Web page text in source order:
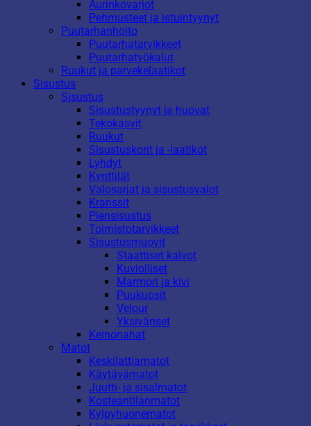
Aurinkovarjot
Pehmusteet ja istuintyynyt
Puutarhanhoito
Puutarhatarvikkeet
Puutarhatyökalut
Ruukut ja parvekelaatikot
Sisustus
Sisustus
Sisustustyynyt ja huovat
Tekokasvit
Ruukut
Sisustuskorit ja -laatikot
Lyhdyt
Kynttilät
Valosarjat ja sisustusvalot
Kranssit
Piensisustus
Toimistotarvikkeet
Sisustusmuovit
Staattiset kalvot
Kuviolliset
Marmori ja kivi
Puukuosit
Velour
Yksiväriset
Keinonahat
Matot
Keskilattiamatot
Käytävämatot
Juutti- ja sisalmatot
Kosteantilanmatot
Kylpyhuonematot